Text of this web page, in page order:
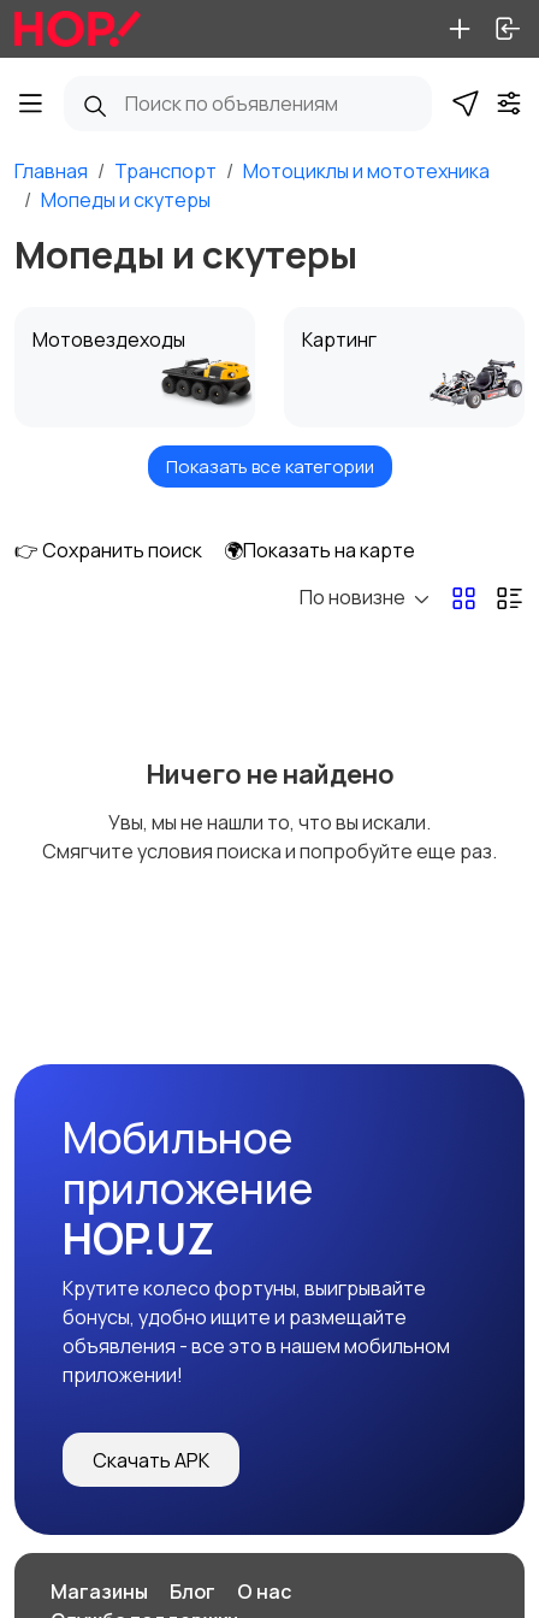
Главная Транспорт
Мотоциклы и мототехника
Мопеды и скутеры
Мопеды и скутеры
Мотовездеходы Картинг
Квадроциклы и багги Мопеды и скутеры
Показать все категории
👉 Сохранить поиск
🌍Показать на карте
По новизне
Ничего не найдено
Увы, мы не нашли то, что вы искали.
Смягчите условия поиска и попробуйте еще раз.
Мобильное
приложение
HOP.UZ
Крутите колесо фортуны, выигрывайте
бонусы, удобно ищите и размещайте
объявления - все это в нашем мобильном
приложении!
Скачать APK
Магазины Блог
О нас